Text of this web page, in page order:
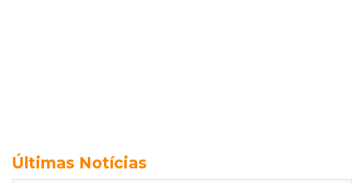
Últimas Notícias